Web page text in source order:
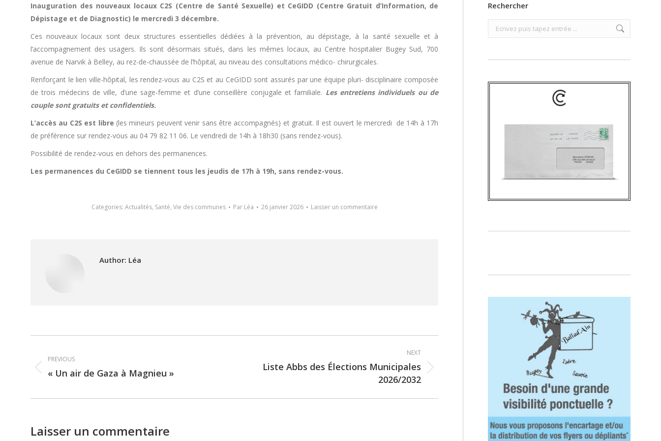
Inauguration des nouveaux locaux C2S (Centre de Santé Sexuelle) et CeGIDD (Centre Gratuit d’Information, de
Dépistage et de Diagnostic) le mercredi 3 décembre.
Ces nouveaux locaux sont deux structures essentielles dédiées à la prévention, au dépistage, à la santé sexuelle et à
l’accompagnement des usagers. Ils sont désormais situés, dans les mêmes locaux, au Centre hospitalier Bugey Sud, 700
avenue de Narvik à Belley, au rez-de-chaussée de l’hôpital, au niveau des consultations médico- chirurgicales.
Renforçant le lien ville-hôpital, les rendez-vous au C2S et au CeGIDD sont assurés par une équipe pluri- disciplinaire composée
de trois médecins de ville, d’une sage-femme et d’une conseillère conjugale et familiale. Les entretiens individuels ou de
couple sont gratuits et confidentiels.
L’accès au C2S est libre (les mineurs peuvent venir sans être accompagnés) et gratuit. Il est ouvert le mercredi de 14h à 17h
de préférence sur rendez-vous au 04 79 82 11 06. Le vendredi de 14h à 18h30 (sans rendez-vous).
Possibilité de rendez-vous en dehors des permanences.
Les permanences du CeGIDD se tiennent tous les jeudis de 17h à 19h, sans rendez-vous.
Categories: Actualités, Santé, Vie des communes Par Léa 26 janvier 2026 Laisser un commentaire
Author: Léa
navigation
PREVIOUS
Previous
« Un air de Gaza à Magnieu »
NEXT
Next
Liste Abbs des Élections Municipales
2026/2032
Laisser un commentaire
Rechercher
Search: